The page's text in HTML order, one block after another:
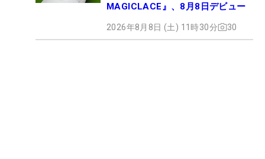
MAGICLACE』、8月8日デビュー
2026年8月8日 (土) 11時30分 30